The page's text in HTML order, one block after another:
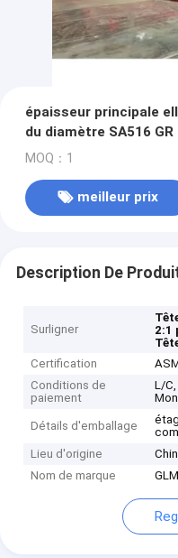
épaisseur principale
du diamètre SA516
MOQ：1
meilleur prix
Description De
Surligner
2:1
Certification
Conditions de
paiement
L/
Détails d'emballage
Lieu d'origine
Nom de marque
GLM